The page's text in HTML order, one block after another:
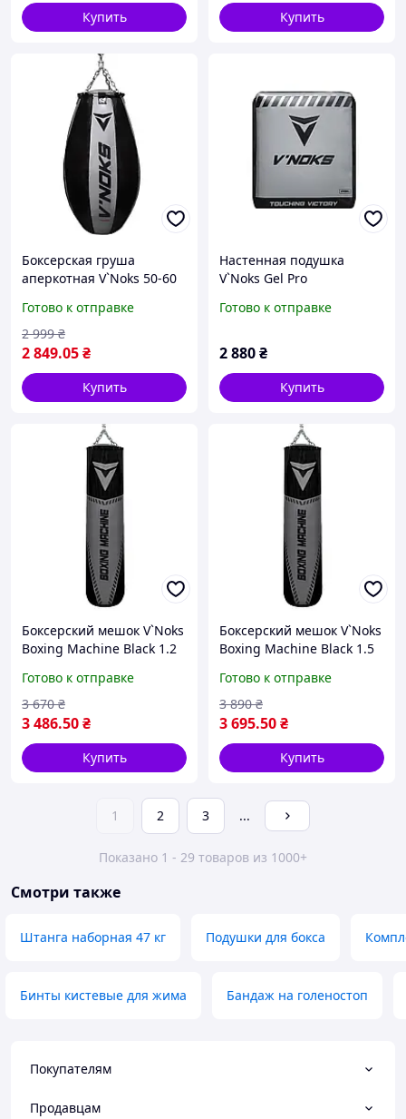
Купить Купить
Боксерская груша
аперкотная V`Noks 50-60
Готово к отправке
2 849.05₴
2 999 ₴
Купить
Настенная подушка
V`Noks Gel Pro
Готово к отправке
2 880₴
Купить
Боксерский мешок V`Noks
Boxing Machine Black 1.2
Готово к отправке
3 486.50₴
3 670 ₴
Купить
Боксерский мешок V`Noks
Boxing Machine Black 1.5
Готово к отправке
3 695.50₴
3 890 ₴
Купить
1 2 3 ...
Показано 1 - 29 товаров из 1000+
Смотри также
Штанга наборная 47 кг Подушки для бокса
Бинты кистевые для жима Бандаж на голеностоп
Покупателям
Продавцам